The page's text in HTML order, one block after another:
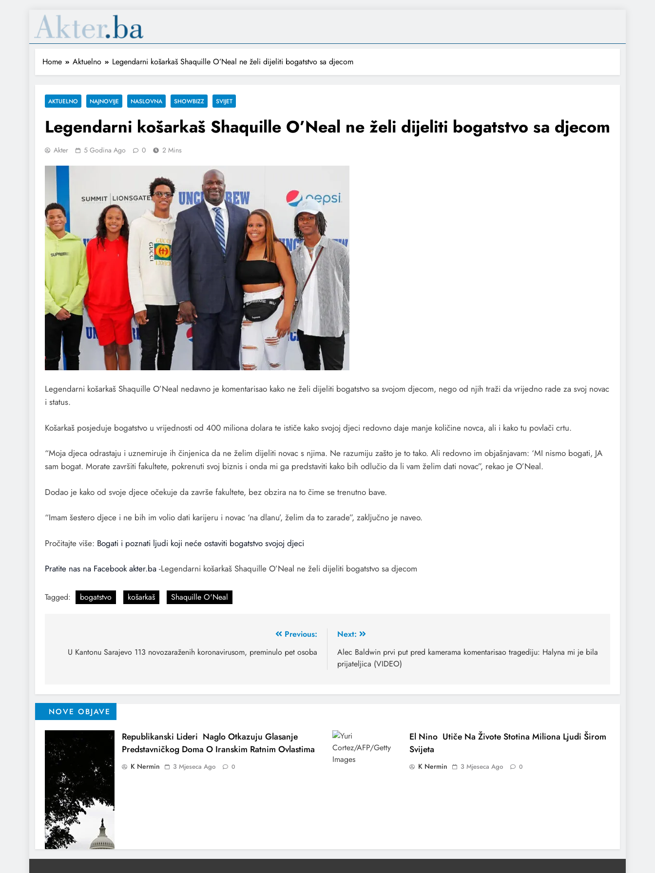
Home Aktuelno Legendarni košarkaš Shaquille O’Neal ne želi dijeliti bogatstvo sa djecom
AKTUELNO NAJNOVIJE NASLOVNA SHOWBIZZ SVIJET
Legendarni košarkaš Shaquille O’Neal ne želi dijeliti bogatstvo sa djecom
Akter 5 Godina Ago 0 2 Mins
Legendarni košarkaš Shaquille O’Neal nedavno je komentarisao kako ne želi dijeliti bogatstvo sa svojom djecom, nego od njih traži da vrijedno rade za svoj novac
i status.
Košarkaš posjeduje bogatstvo u vrijednosti od 400 miliona dolara te ističe kako svojoj djeci redovno daje manje količine novca, ali i kako tu povlači crtu.
“Moja djeca odrastaju i uznemiruje ih činjenica da ne želim dijeliti novac s njima. Ne razumiju zašto je to tako. Ali redovno im objašnjavam: ‘MI nismo bogati, JA
sam bogat. Morate završiti fakultete, pokrenuti svoj biznis i onda mi ga predstaviti kako bih odlučio da li vam želim dati novac”, rekao je O’Neal.
Dodao je kako od svoje djece očekuje da završe fakultete, bez obzira na to čime se trenutno bave.
“Imam šestero djece i ne bih im volio dati karijeru i novac ‘na dlanu’, želim da to zarade”, zaključno je naveo.
Pročitajte više: Bogati i poznati ljudi koji neće ostaviti bogatstvo svojoj djeci
Pratite nas na Facebook akter.ba -Legendarni košarkaš Shaquille O’Neal ne želi dijeliti bogatstvo sa djecom
Tagged: bogatstvo košarkaš Shaquille O'Neal
Previous:
U Kantonu Sarajevo 113 novozaraženih koronavirusom, preminulo pet osoba
Next:
Alec Baldwin prvi put pred kamerama komentarisao tragediju: Halyna mi je bila
prijateljica (VIDEO)
NOVE OBJAVE
Republikanski Lideri Naglo Otkazuju Glasanje
Predstavničkog Doma O Iranskim Ratnim Ovlastima
K Nermin 3 Mjeseca Ago 0
El Nino Utiče Na Živote Stotina Miliona Ljudi Širom
Svijeta
K Nermin 3 Mjeseca Ago 0